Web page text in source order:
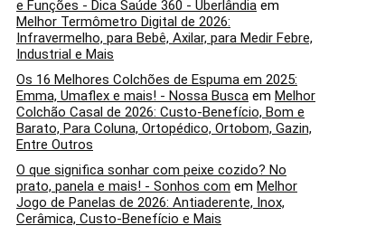
Espremedor Turbo
Pro Britânia
Veja na
Espremedor de
Frutas Mondial
e Funções - Dica Saúde 360 - Uberlândia em
Melhor Termômetro Digital de 2026:
Infravermelho, para Bebê, Axilar, para Medir Febre,
Industrial e Mais
Os 16 Melhores Colchões de Espuma em 2025:
Emma, Umaflex e mais! - Nossa Busca em Melhor
Colchão Casal de 2026: Custo-Benefício, Bom e
Barato, Para Coluna, Ortopédico, Ortobom, Gazin,
Entre Outros
O que significa sonhar com peixe cozido? No
prato, panela e mais! - Sonhos com em Melhor
Jogo de Panelas de 2026: Antiaderente, Inox,
Cerâmica, Custo-Benefício e Mais